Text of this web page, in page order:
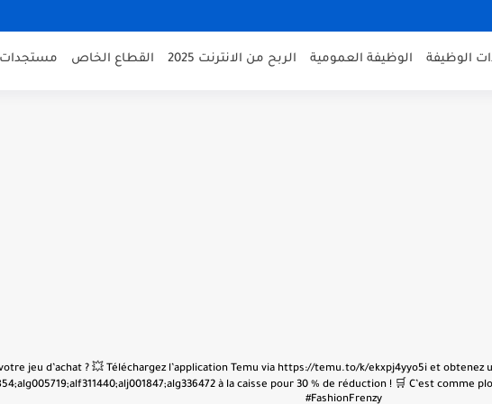
الوظيفة الوظيفة العمومية الربح من الانترنت 2025 القطاع الخاص مستجدات
votre jeu d’achat ? 💥 Téléchargez l’application Temu via https://temu.to/k/ekxpj4yyo5i et
à la caisse pour 30 % de réduction ! 🛒 C’est comme
#FashionFrenzy